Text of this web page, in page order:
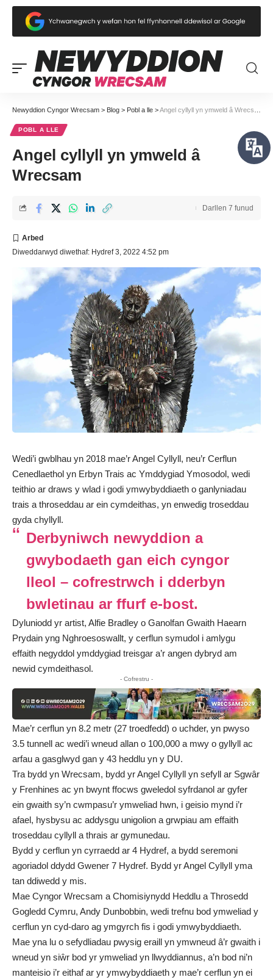
Newyddion Cyngor Wrecsam > Blog > Pobl a lle >Angel cyllyll yn ymweld â Wrecsam
POBL A LLE
Angel cyllyll yn ymweld â
Wrecsam
Diweddarwyd diwethaf: Hydref 3, 2022 4:52 pm
Darllen 7 funud
Wedi’i gwblhau yn 2018 mae’r Angel Cyllyll, neu’r Cerflun
Cenedlaethol yn Erbyn Trais ac Ymddygiad Ymosodol, wedi
teithio ar draws y wlad i godi ymwybyddiaeth o ganlyniadau
trais a throseddau ar ein cymdeithas, yn enwedig troseddau
gyda chyllyll.
Derbyniwch newyddion a
gwybodaeth gan eich cyngor
lleol – cofrestrwch i dderbyn
bwletinau ar ffurf e-bost.
Dyluniodd yr artist, Alfie Bradley o Ganolfan Gwaith Haearn
Prydain yng Nghroesoswallt, y cerflun symudol i amlygu
effaith negyddol ymddygiad treisgar a’r angen dybryd am
newid cymdeithasol.
- Cofrestru -
Mae’r cerflun yn 8.2 metr (27 troedfedd) o uchder, yn pwyso
3.5 tunnell ac wedi’i wneud allan o 100,000 a mwy o gyllyll ac
arfau a gasglwyd gan y 43 heddlu yn y DU.
Tra bydd yn Wrecsam, bydd yr Angel Cyllyll yn sefyll ar Sgwâr
y Frenhines ac yn bwynt ffocws gweledol syfrdanol ar gyfer
ein gwaith sy’n cwmpasu’r ymweliad hwn, i geisio mynd i’r
afael, hysbysu ac addysgu unigolion a grwpiau am effaith
troseddau cyllyll a thrais ar gymunedau.
Bydd y cerflun yn cyrraedd ar 4 Hydref, a bydd seremoni
agoriadol ddydd Gwener 7 Hydref. Bydd yr Angel Cyllyll yma
tan ddiwedd y mis.
Mae Cyngor Wrecsam a Chomisiynydd Heddlu a Throsedd
Gogledd Cymru, Andy Dunbobbin, wedi trefnu bod ymweliad y
cerflun yn cyd-daro ag ymgyrch fis i godi ymwybyddiaeth.
Mae yna lu o sefydliadau pwysig eraill yn ymwneud â’r gwaith i
wneud yn siŵr bod yr ymweliad yn llwyddiannus, a’n bod ni’n
manteisio i’r eithaf ar yr ymwybyddiaeth y mae’r cerflun yn ei